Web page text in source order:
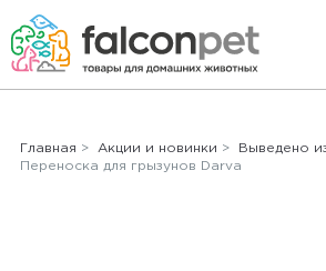
Главная > Акции и новинки > Выведено
Переноска для грызунов Darva